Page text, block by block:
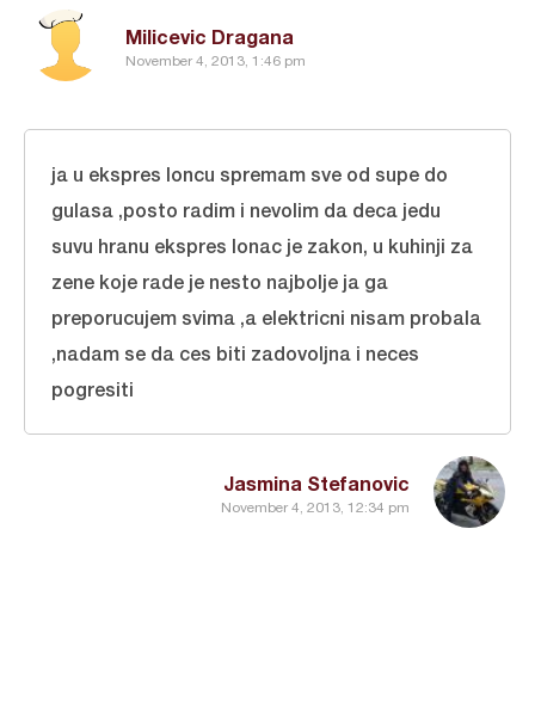
Milicevic Dragana
November 4, 2013, 1:46 pm
Jasmina Stefanovic
November 4, 2013, 12:34 pm
ja u ekspres loncu spremam sve od supe do
gulasa ,posto radim i nevolim da deca jedu
suvu hranu ekspres lonac je zakon, u kuhinji za
zene koje rade je nesto najbolje ja ga
preporucujem svima ,a elektricni nisam probala
,nadam se da ces biti zadovoljna i neces
pogresiti